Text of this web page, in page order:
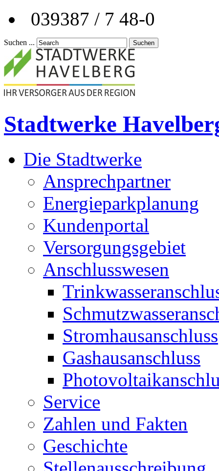
039387 / 7 48-0
Suchen ... Suchen
Stadtwerke
Die Stadtwerke
Ansprechpartner
Energieparkplanung
Kundenportal
Versorgungsgebiet
Anschlusswesen
Stromhausanschluss
Gashausanschluss
Service
Zahlen und Fakten
Geschichte